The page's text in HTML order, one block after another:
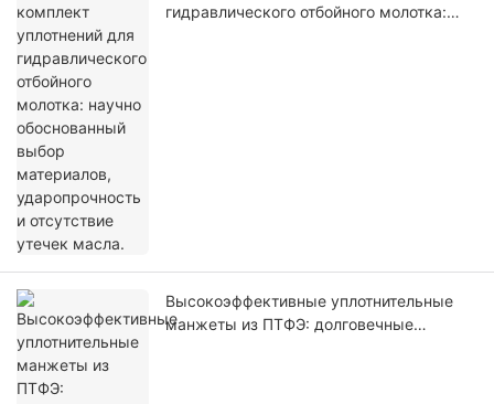
гидравлического отбойного молотка:
Высокоэффективные уплотнительные
манжеты из ПТФЭ: долговечные